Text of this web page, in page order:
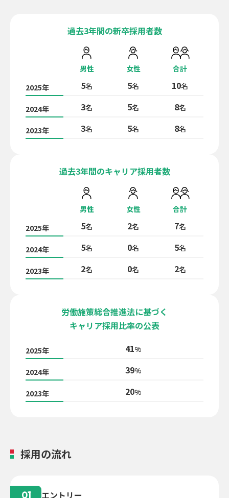
過去3年間の新卒採用者数
男性 女性
合計
2025年
5名 5名 10名
2024年 3名 5名 8名
2023年 3名 5名 8名
過去3年間のキャリア採用者数
男性 女性
合計
2025年
5名 2名 7名
2024年 5名 0名 5名
2023年 2名 0名 2名
労働施策総合推進法に基づく
キャリア採用比率の公表
2025年 41%
2024年 39%
2023年 20%
採用の流れ
01 エントリー